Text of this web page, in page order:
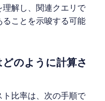
解し、関連クエリで
ことを示唆する可能
のように計算さ
ト比率は、次の手順で